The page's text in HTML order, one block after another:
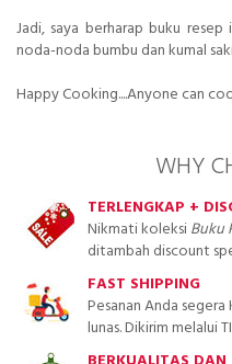
Jadi, saya berharap buku
noda-noda bumbu dan kumal
Happy Cooking....Anyone can
WHY
TERLENGKAP +
Nikmati koleksiBuku
ditambah discount
FAST SHIPPING
Pesanan Anda
lunas. Dikirim melalui